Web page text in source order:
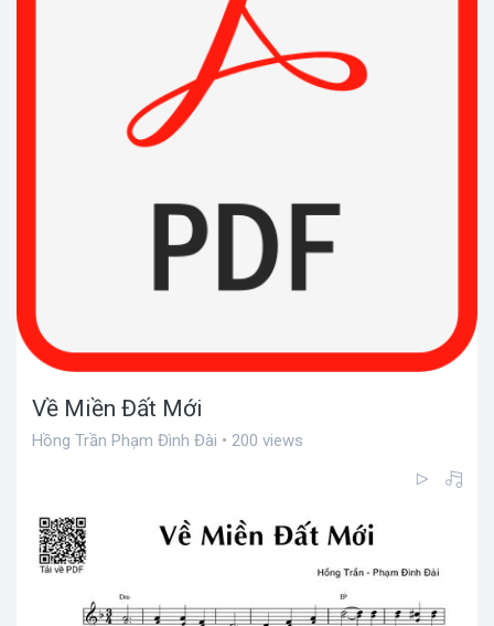
Về Miền Đất Mới
Hồng Trần Phạm Đình Đài • 200 views